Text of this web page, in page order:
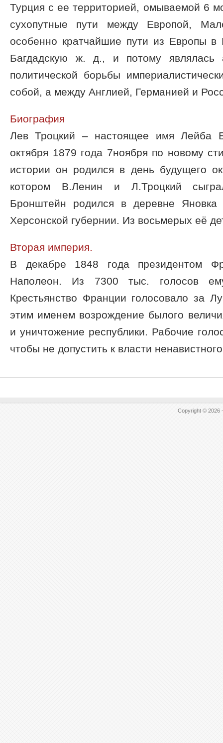
Турция с ее территорией, омываемой 6
сухопутные пути между Европой,
особенно кратчайшие пути из Европы
Багдадскую ж. д., и потому являлась
политической борьбы
собой, а между Англией, Германией и
Биография
Лев Троцкий – настоящее имя Лейба
октября 1879 года 7ноября по новому
истории он родился в день будущего
котором В.Ленин и Л.Троцкий
Бронштейн родился в деревне Яновка
Херсонской губернии. Из восьмерых её
Вторая империя.
В декабре 1848 года президентом
Наполеон. Из 7300 тыс. голосов
Крестьянство Франции голосовало за
этим именем возрождение былого
и уничтожение республики. Рабочие
чтобы не допустить к власти
Copyright © 2026